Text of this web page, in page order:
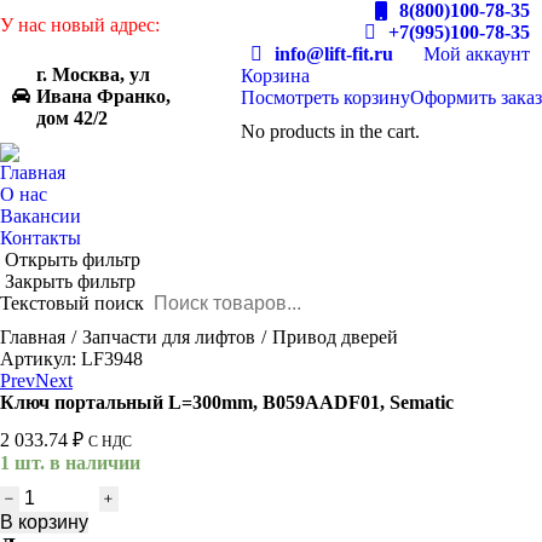
У нас новый адрес:
г. Москва, ул
Ивана Франко,
дом 42/2
8(800)100-78-35
+7(995)100-78-35
info@lift-fit.ru
Мой аккаунт
Корзина
Посмотреть корзинуОформить заказ
No products in the cart.
Главная
О нас
Вакансии
Контакты
Открыть фильтр
Закрыть фильтр
Текстовый поиск
You are here:
Главная Запчасти для лифтов
Привод дверей
Артикул: LF3948
PrevNext
Ключ портальный L=300mm, B059AADF01, Sematic
2 033.74 ₽ С НДС
1 шт. в наличии
Количество
товара
В корзину